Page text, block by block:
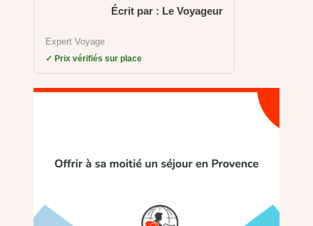
Écrit par : Le Voyageur
Expert Voyage
✓ Prix vérifiés sur place